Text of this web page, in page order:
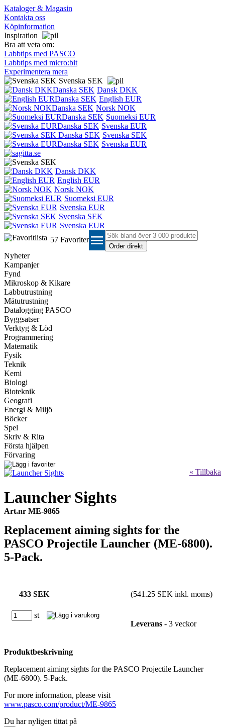
Kataloger & Magasin
Kontakta oss
Köpinformation
Inspiration
Bra att veta om:
Labbtips med PASCO
Labbtips med micro:bit
Experimentera mera
Svenska SEK
Dansk DKK
English EUR
Norsk NOK
Suomeksi EUR
Svenska EUR
Svenska SEK
Svenska EUR
Dansk DKK
English EUR
Norsk NOK
Suomeksi EUR
Svenska EUR
Svenska SEK
Svenska EUR
57 Favoriter menu
Nyheter
Kampanjer
Fynd
Mikroskop & Kikare
Labbutrustning
Mätutrustning
Datalogging PASCO
Byggsatser
Verktyg & Löd
Programmering
Matematik
Fysik
Teknik
Kemi
Biologi
Bioteknik
Geografi
Energi & Miljö
Böcker
Spel
Skriv & Rita
Första hjälpen
Förvaring
« Tillbaka
Launcher Sights
Art.nr ME-9865
Replacement aiming sights for the
PASCO Projectile Launcher (ME-6800).
5-Pack.
433 SEK (541.25 SEK inkl. moms)
st
Leverans - 3 veckor
Produktbeskrivning
Replacement aiming sights for the PASCO Projectile Launcher
(ME-6800). 5-Pack.
For more information, please visit
www.pasco.com/product/ME-9865
Du har nyligen tittat på